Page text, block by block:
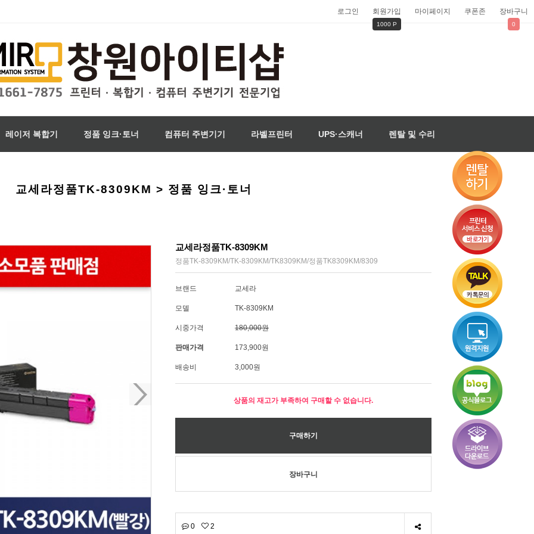
로그인 회원가입
1000 P
마이페이지 쿠폰존 장바구니
0
레이저 복합기 정품 잉크·토너 컴퓨터 주변기기 라벨프린터 UPS·스캐너 렌탈 및 수리
교세라정품TK-8309KM > 정품 잉크·토너
교세라정품TK-8309KM
정품TK-8309KM/TK-8309KM/TK8309KM/정품TK8309KM/8309
브랜드 교세라
모델 TK-8309KM
시중가격 180,000원
판매가격 173,900원
배송비 3,000원
상품의 재고가 부족하여 구매할 수 없습니다.
0 2